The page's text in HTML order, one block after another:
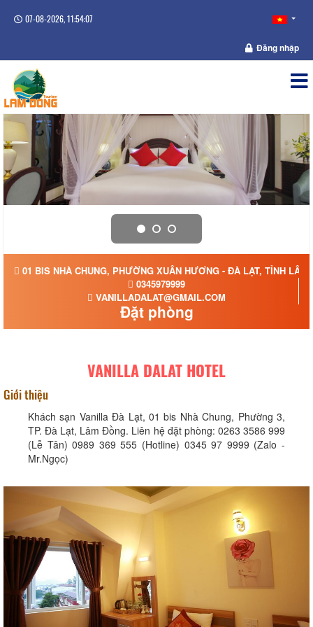
07-08-2026, 11:54:08
Đăng nhập
01 BIS NHÀ CHUNG, PHƯỜNG XUÂN HƯƠNG - ĐÀ LẠT, TỈNH LÂM
0345979999
VANILLADALAT@GMAIL.COM
Đặt phòng
VANILLA DALAT HOTEL
Giới thiệu
Khách sạn Vanilla Đà Lạt, 01 bis Nhà Chung, Phường 3,
TP. Đà Lạt, Lâm Đồng. Liên hệ đặt phòng: 0263 3586 999
(Lễ Tân) 0989 369 555 (Hotline) 0345 97 9999 (Zalo -
Mr.Ngọc)